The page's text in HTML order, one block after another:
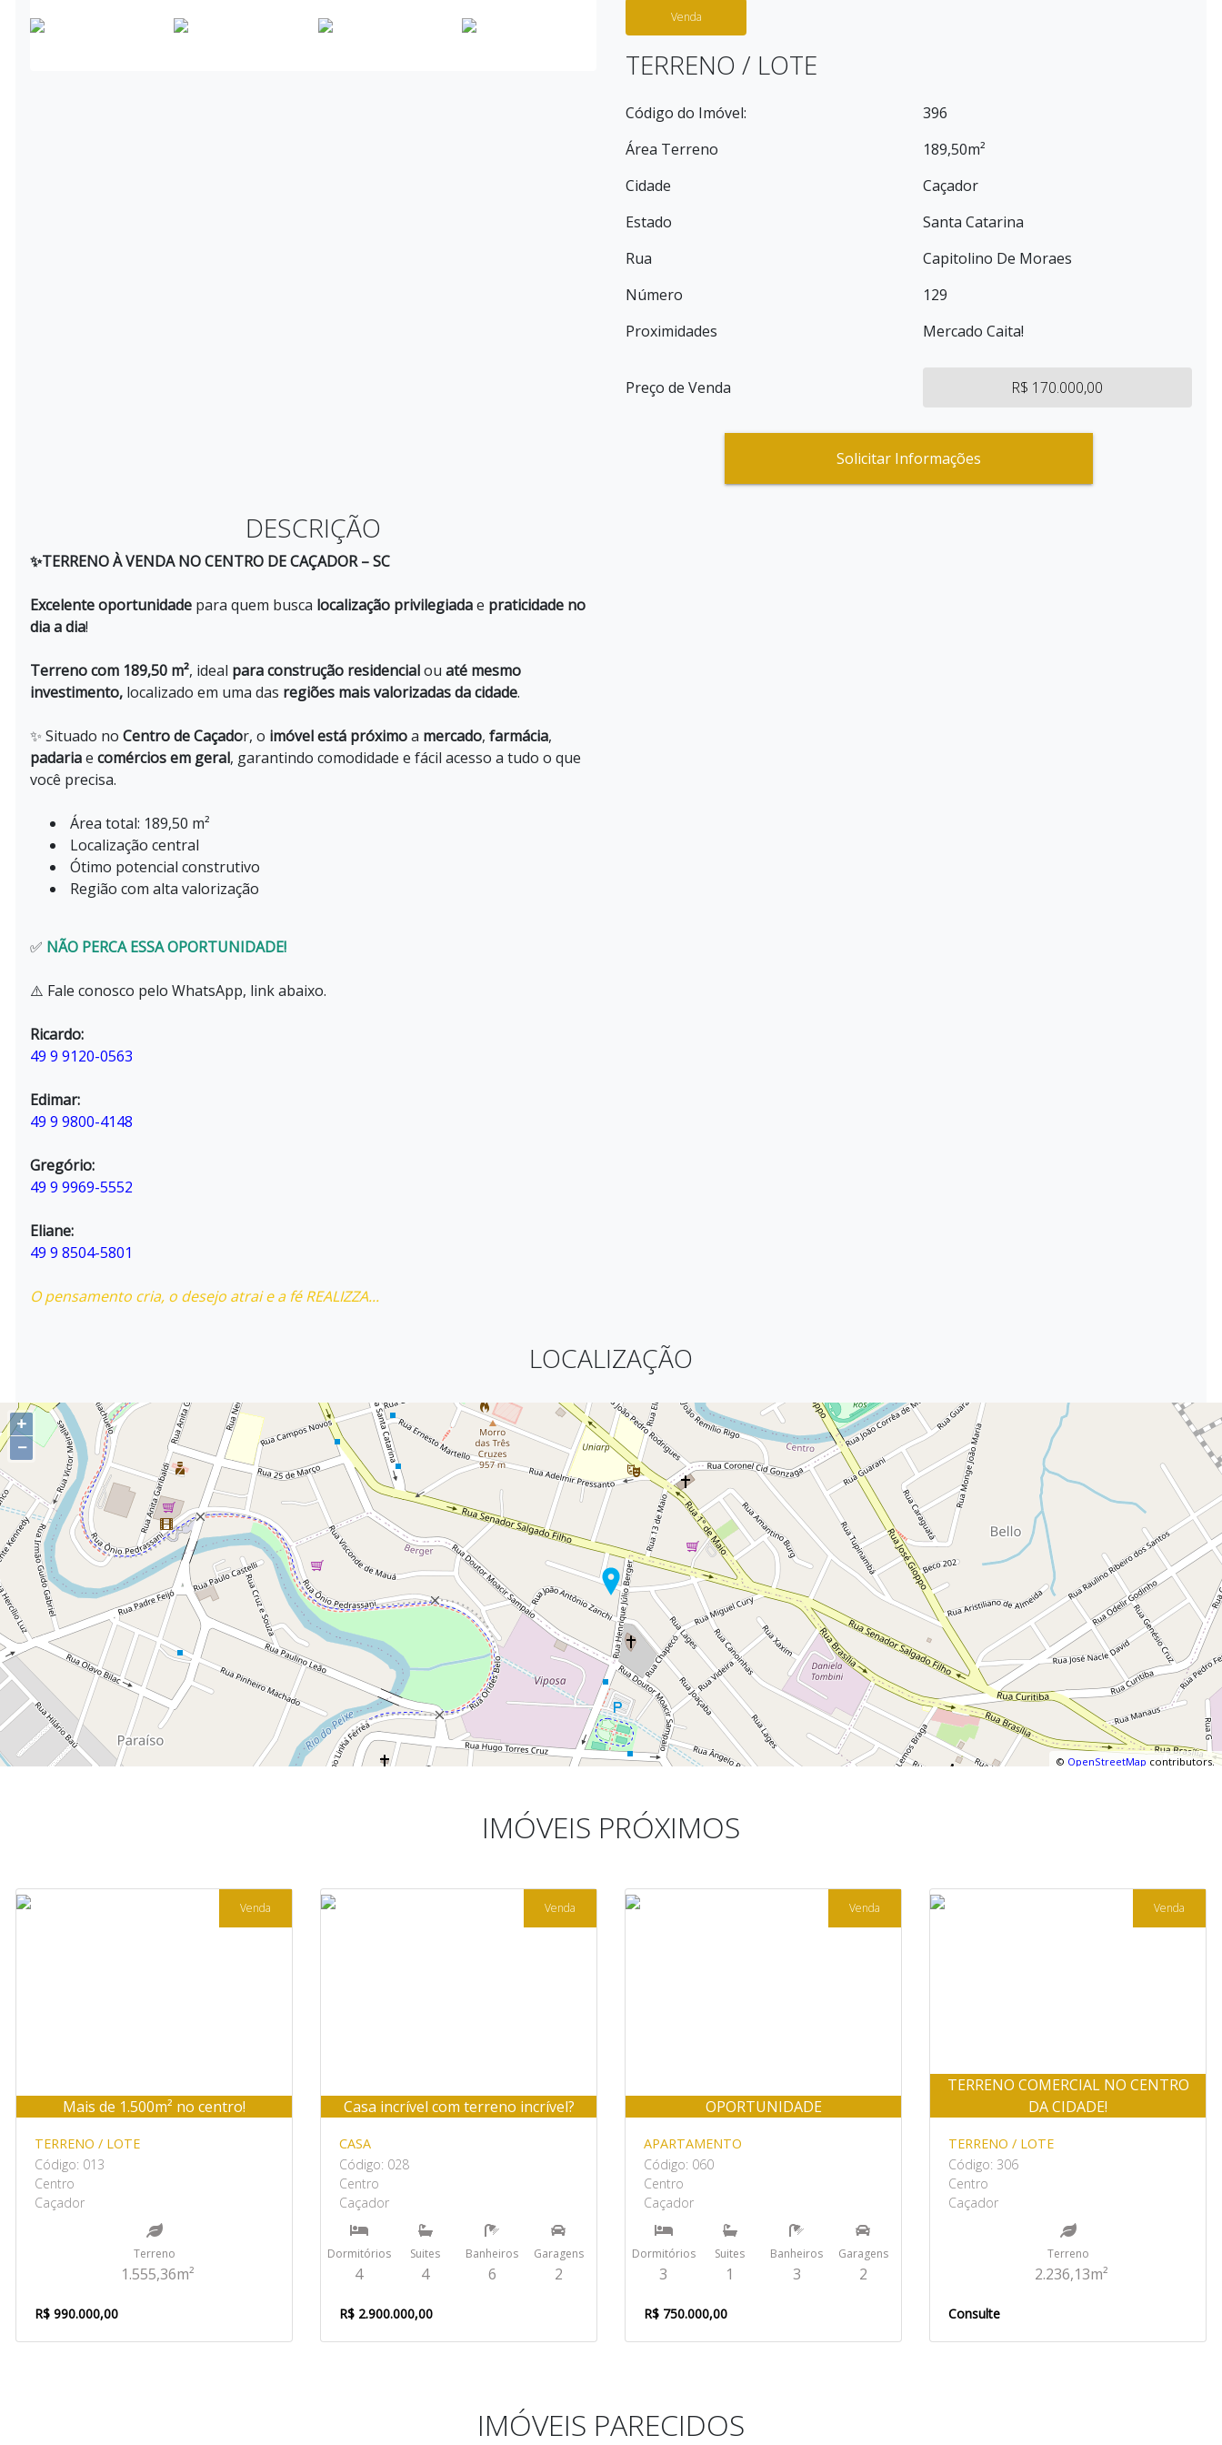
Venda
TERRENO / LOTE
Código do Imóvel:
396
Área Terreno
189,50m²
Cidade
Caçador
Estado
Santa Catarina
Rua
Capitolino De Moraes
Número
129
Proximidades
Mercado Caita!
Preço de Venda R$ 170.000,00
Solicitar Informações
DESCRIÇÃO
✨TERRENO À VENDA NO CENTRO DE CAÇADOR – SC
Excelente oportunidade para quem busca localização privilegiadae praticidade no
dia a dia!
Terreno com 189,50 m², ideal para construção residencialou até mesmo
investimento, localizado em uma das regiões mais valorizadas da cidade.
✨ Situado no Centro de Caçador, o imóvel está próximoa mercado, farmácia,
padariae comércios em geral, garantindo comodidade e fácil acesso a tudo o que
você precisa.
Área total: 189,50 m²
Localização central
Ótimo potencial construtivo
Região com alta valorização
✅ NÃO PERCA ESSA OPORTUNIDADE!
⚠️ Fale conosco pelo WhatsApp, link abaixo.
Ricardo:
49 9 9120-0563
Edimar:
49 9 9800-4148
Gregório:
49 9 9969-5552
Eliane:
49 9 8504-5801
O pensamento cria, o desejo atrai e a fé REALIZZA...
LOCALIZAÇÃO
+
−
© OpenStreetMap contributors.
IMÓVEIS PRÓXIMOS
Venda
Mais de 1.500m² no centro!
TERRENO / LOTE
Código: 013
Centro
Caçador
Terreno
1.555,36m²
R$ 990.000,00
Venda
Casa incrível com terreno incrível?
CASA
Código: 028
Centro
Caçador
Dormitórios
4
Suites
4
Banheiros
6
Garagens
2
R$ 2.900.000,00
Venda
OPORTUNIDADE
APARTAMENTO
Código: 060
Centro
Caçador
Dormitórios
3
Suites
1
Banheiros
3
Garagens
2
R$ 750.000,00
Venda
TERRENO COMERCIAL NO CENTRO
DA CIDADE!
TERRENO / LOTE
Código: 306
Centro
Caçador
Terreno
2.236,13m²
Consulte
IMÓVEIS PARECIDOS